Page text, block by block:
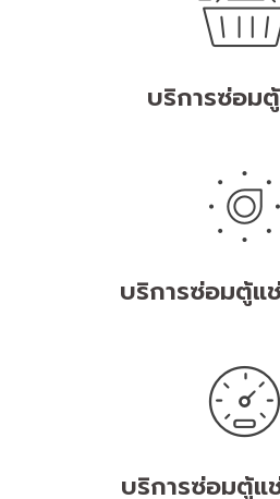
บริการซ่อม
บริการซ่อมตู้แ
บริการซ่อมตู้แ